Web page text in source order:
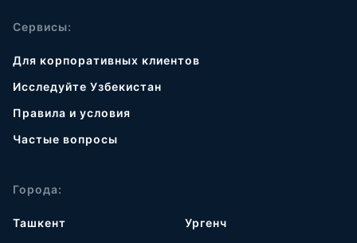
Сервисы:
Для корпоративных клиентов
Исследуйте Узбекистан
Правила и условия
Частые вопросы
Города:
Ташкент
Ургенч